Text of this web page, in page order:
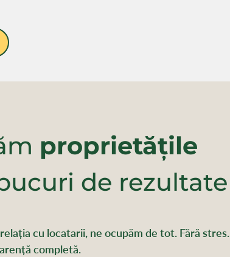
proprietățile
de rezultate
cu locatarii, ne ocupăm de tot. Fără stres.
completă.